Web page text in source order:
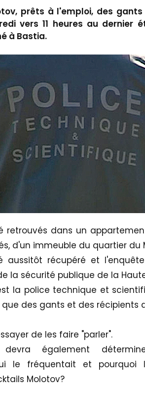
prêts à l'emploi, des
vers 11 heures au dernier
à Bastia.
retrouvés dans un
d'un immeuble du quartier du
aussitôt récupéré et
la sécurité publique de la
la police technique et
que des gants et des récipients
de les faire "parler".
devra également
le fréquentait et
Molotov?